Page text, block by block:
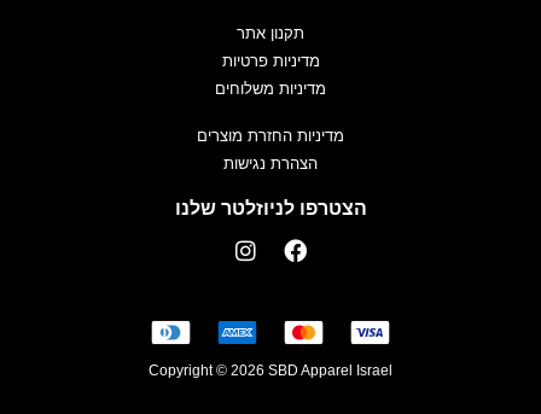
תקנון אתר
מדיניות פרטיות
מדיניות משלוחים
מדיניות החזרת מוצרים
הצהרת נגישות
הצטרפו לניוזלטר שלנו
Copyright © 2026 SBD Apparel Israel